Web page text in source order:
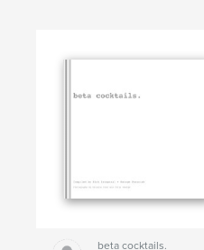
beta cocktails.